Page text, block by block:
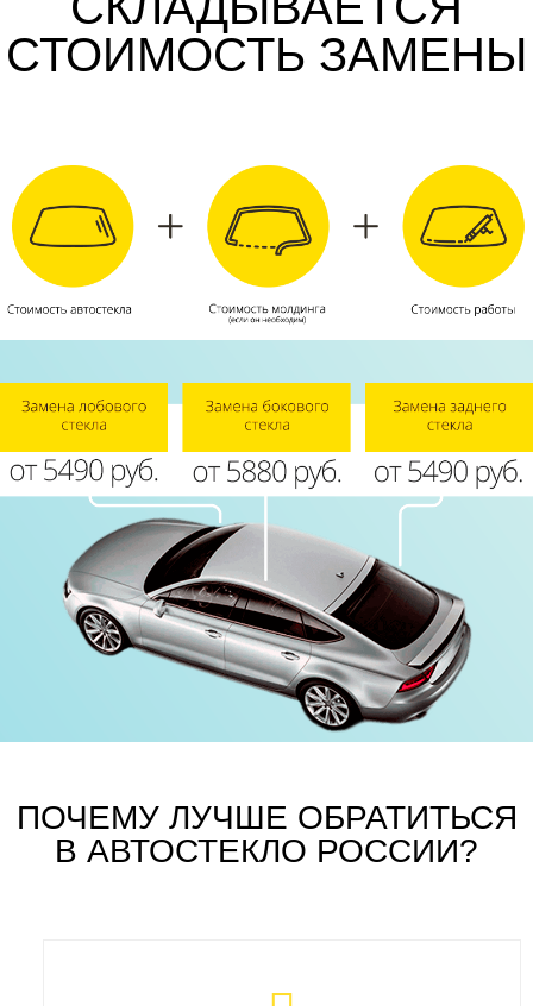
СТОИМОСТЬ ЗАМЕНЫ
ПОЧЕМУ ЛУЧШЕ ОБРАТИТЬСЯ
В АВТОСТЕКЛО РОССИИ?